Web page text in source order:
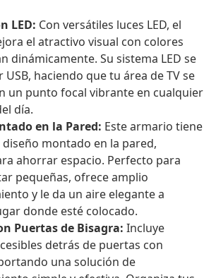
LED: Con versátiles luces LED, el
el atractivo visual con colores
dinámicamente. Su sistema LED se
USB, haciendo que tu área de TV se
un punto focal vibrante en cualquier
día.
en la Pared: Este armario tiene
montado en la pared,
ahorrar espacio. Perfecto para
pequeñas, ofrece amplio
y le da un aire elegante a
donde esté colocado.
Puertas de Bisagra: Incluye
detrás de puertas con
una solución de